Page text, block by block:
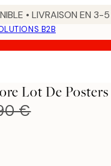
• LIVRAISON EN 3-
B2B
Lot De Posters
€